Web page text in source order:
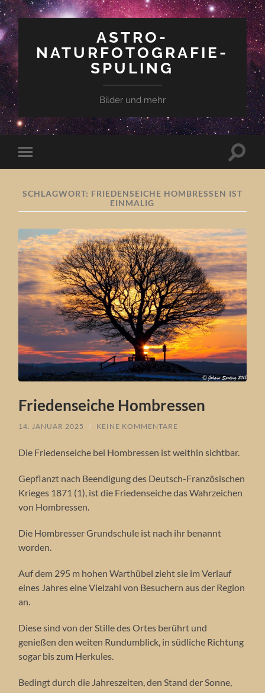
ASTRO-
NATURFOTOGRAFIE-
SPULING
Bilder und mehr
Mobile-
Menü
SCHLAGWORT: FRIEDENSEICHE HOMBRESSEN IST
EINMALIG
Friedenseiche Hombressen
14. JANUAR 2025 / KEINE KOMMENTARE
Die Friedenseiche bei Hombressen ist weithin sichtbar.
Gepflanzt nach Beendigung des Deutsch-Französischen
Krieges 1871 (1), ist die Friedenseiche das Wahrzeichen
von Hombressen.
Die Hombresser Grundschule ist nach ihr benannt
worden.
Auf dem 295 m hohen Warthübel zieht sie im Verlauf
eines Jahres eine Vielzahl von Besuchern aus der Region
an.
Diese sind von der Stille des Ortes berührt und
genießen den weiten Rundumblick, in südliche Richtung
sogar bis zum Herkules.
Bedingt durch die Jahreszeiten, den Stand der Sonne,